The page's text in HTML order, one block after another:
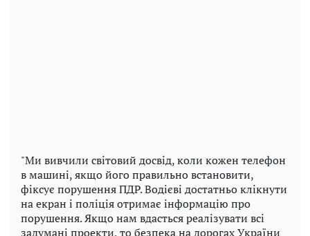
"Ми вивчили світовий досвід, коли кожен телефон
в машині, якщо його правильно встановити,
фіксує порушення ПДР. Водієві достатньо клікнути
на екран і поліція отримає інформацію про
порушення. Якщо нам вдасться реалізувати всі
задумані проекти, то безпека на дорогах України